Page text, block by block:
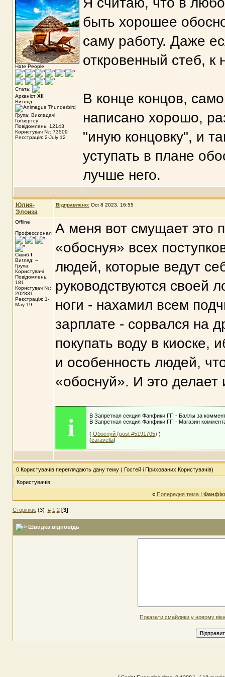
Hate People
Стать:
Арканіст XII
Вигляд:
Група: Викладачі
Гоґвортсу
Повідомлень: 12143
Користувач №: 73509
Реєстрація: 2-July 12
быть хорошее
саму работу. Даже
откровенный стеб,
В конце концов,
написано хорошо,
"иную концовку", и
уступать в плане
лучше него.
Юлия-
Элоиза
Відправлено: Oct 8 2023, 16:55
Offline
Профессионал
Сквиб I
Вигляд: --
Група:
Користувачі
Повідомлень:
181
Користувач №:
202831
Реєстрація: 1-
May 19
А меня вот смущает это
«обоснуя» всех
людей, которые ведут
руководствуются своей
ноги - нахамил всем
зарплате - сорвался на
покупать воду в киоске,
и особенность людей,
«обоснуй». И это
i
В Запретная секция Фанфики ГП - Баллы за
В Запретная секция Фанфики ГП - Магазин
( Обоснуй (post #5191705) )
(caravella)
0 Користувачів переглядають дану тему ( Гостей і Прихованих Користувачів)
Користувачів:
« Попередня тема |
Сторінки: (3) # 1 2 [3]
Швидка відповідь
Показати смайлики у новому